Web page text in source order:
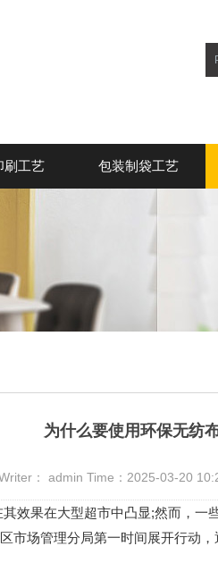
刷工艺 包装制袋工艺
为什么要使用环保无纺
： admin Time：2025-03-20
果在大型超市中凸显;然而，一
场管理分局第一时间展开行动，